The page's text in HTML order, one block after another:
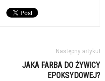
Następny artykuł
JAKA FARBA DO ŻYWICY
EPOKSYDOWEJ?